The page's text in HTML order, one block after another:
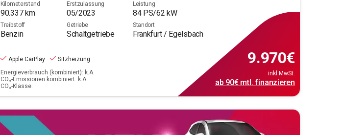
Kilometerstand
90.337km
Erstzulassung
05/2023
Leistung
84PS/62 kW
Treibstoff
Benzin
Getriebe
Schaltgetriebe
Standort
Frankfurt / Egelsbach
Apple CarPlay
Sitzheizung
Energieverbrauch (kombiniert): k.A.
CO₂-Emissionen kombiniert: k.A.
CO₂-Klasse:
9.970€
inkl.MwSt.
ab 90€mtl. finanzieren